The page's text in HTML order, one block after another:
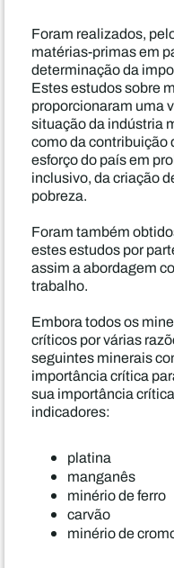
Foram realizados,
matérias-primas em
determinação da
Estes estudos sobre
proporcionaram uma
situação da indústria
como da contribuição
esforço do país em
inclusivo, da criação
pobreza.
Foram também
estes estudos por
assim a abordagem
trabalho.
Embora todos os
críticos por várias
seguintes minerais
importância crítica
sua importância
indicadores:
platina
manganês
minério de ferro
carvão
minério de